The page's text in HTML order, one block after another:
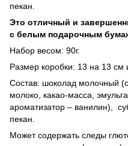
пекан.
Это отличный и
с белым подарочным
Набор весом: 90г.
Размер коробки: 13 на 13 см
Состав: шоколад молочный
молоко, какао-масса,
ароматизатор – ванилин),
пекан.
Может содержать следы